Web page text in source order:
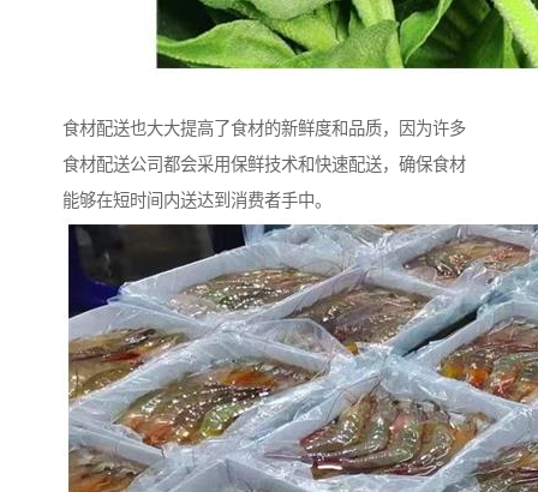
食材配送也大大提高了食材的新鲜度和品质，因为许多
食材配送公司都会采用保鲜技术和快速配送，确保食材
能够在短时间内送达到消费者手中。